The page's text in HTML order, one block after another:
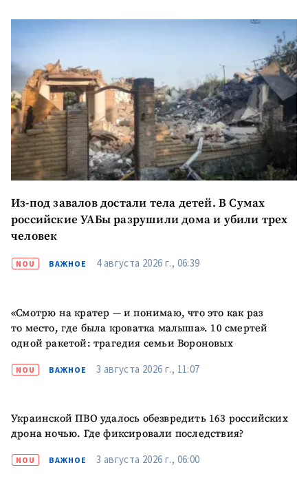
Из-под завалов достали тела детей. В Сумах
российские УАБы разрушили дома и убили трех
человек
NOU ВАЖНОЕ 4 августа 2026 г., 06:39
«Смотрю на кратер — и понимаю, что это как раз
то место, где была кроватка малыша». 10 смертей
одной ракетой: трагедия семьи Вороновых
NOU ВАЖНОЕ 3 августа 2026 г., 11:07
Украинской ПВО удалось обезвредить 163 российских
дрона ночью. Где фиксировали последствия?
NOU ВАЖНОЕ 3 августа 2026 г., 06:00